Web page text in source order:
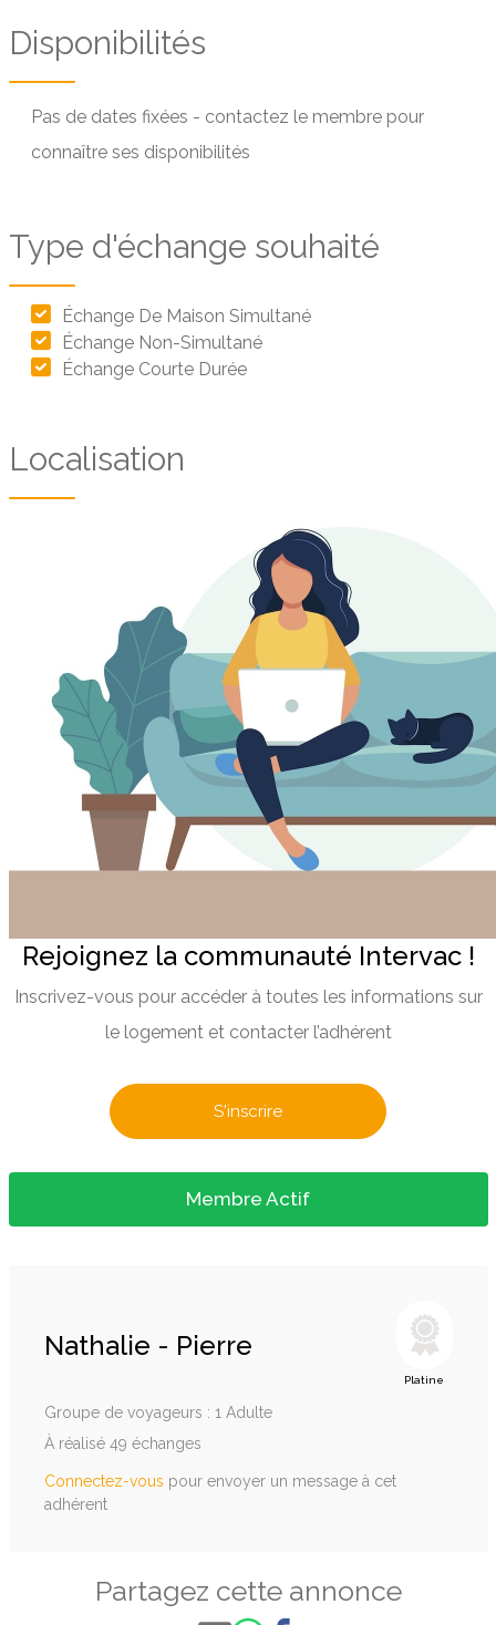
Disponibilités
Pas de dates fixées - contactez le membre pour
connaître ses disponibilités
Type d'échange souhaité
Échange De Maison Simultané
Échange Non-Simultané
Échange Courte Durée
Localisation
Rejoignez la communauté Intervac !
Inscrivez-vous pour accéder à toutes les informations sur
le logement et contacter l’adhérent
S'inscrire
Membre Actif
Nathalie - Pierre
Platine
Groupe de voyageurs : 1 Adulte
À réalisé 49 échanges
Connectez-vous pour envoyer un message à cet
adhérent
Partagez cette annonce